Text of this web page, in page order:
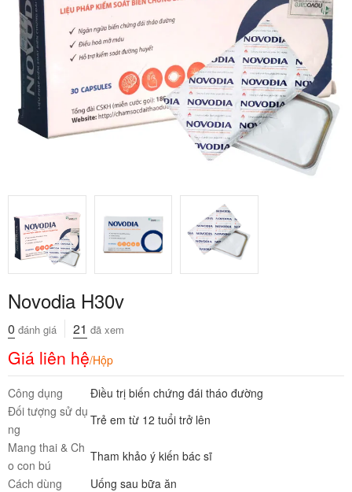
Novodia H30v
0 đánh giá 21 đã xem
Giá liên hệ/Hộp
Công dụng
Điều trị biến chứng đái tháo đường
Đối tượng sử dụ
ng
Trẻ em từ 12 tuổi trở lên
Mang thai & Ch
o con bú
Tham khảo ý kiến bác sĩ
Cách dùng
Uống sau bữa ăn